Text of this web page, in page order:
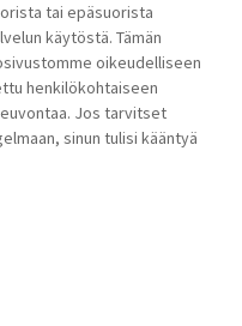
tai epäsuorista
käytöstä. Tämän
oikeudelliseen
henkilökohtaiseen
Jos tarvitset
sinun tulisi kääntyä